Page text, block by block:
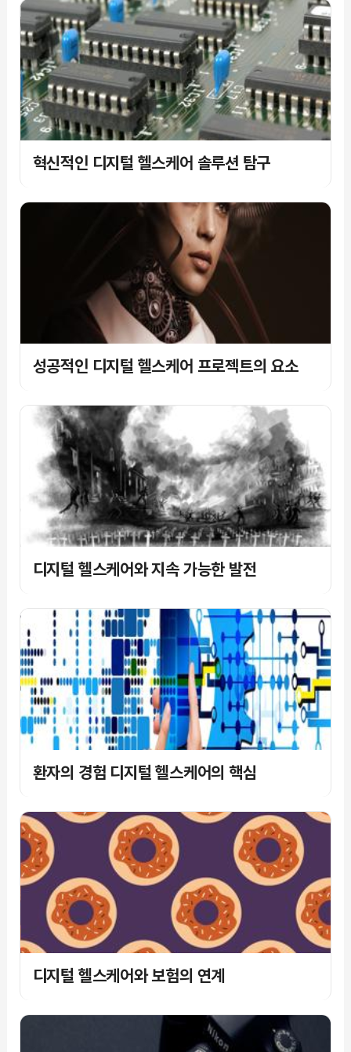
혁신적인 디지털 헬스케어 솔루션 탐구
성공적인 디지털 헬스케어 프로젝트의 요소
디지털 헬스케어와 지속 가능한 발전
환자의 경험 디지털 헬스케어의 핵심
디지털 헬스케어와 보험의 연계